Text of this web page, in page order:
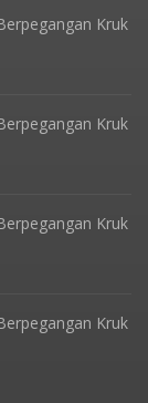
Kruk
Kruk
Kruk
Kruk